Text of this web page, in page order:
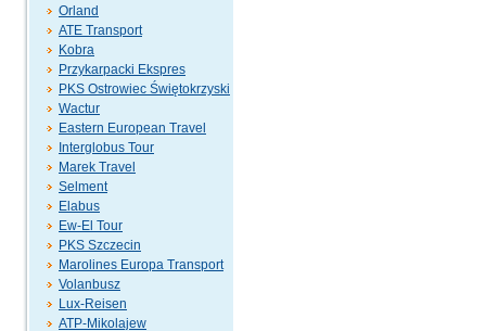
Orland
ATE Transport
Kobra
Przykarpacki Ekspres
PKS Ostrowiec Świętokrzyski
Wactur
Eastern European Travel
Interglobus Tour
Marek Travel
Selment
Elabus
Ew-El Tour
PKS Szczecin
Marolines Europa Transport
Volanbusz
Lux-Reisen
ATP-Mikolajew